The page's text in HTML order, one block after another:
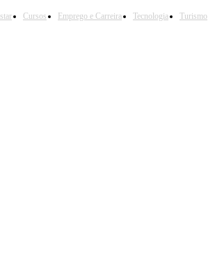
Cursos Emprego e Carreira Tecnologia Turismo